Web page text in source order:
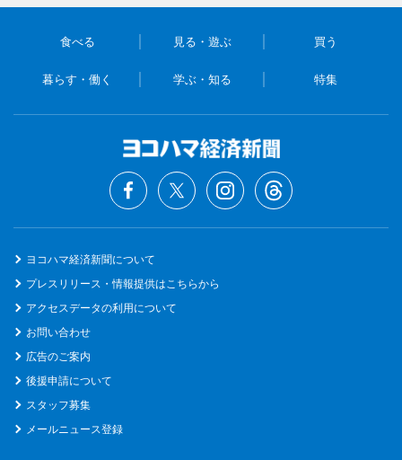
食べる 見る・遊ぶ 買う
暮らす・働く 学ぶ・知る 特集
ヨコハマ経済新聞について
プレスリリース・情報提供はこちらから
アクセスデータの利用について
お問い合わせ
広告のご案内
後援申請について
スタッフ募集
メールニュース登録